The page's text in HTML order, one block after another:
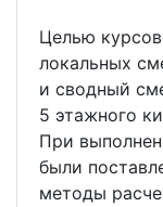
Целью
локальных
и сводный
5 этажного
При
были
методы